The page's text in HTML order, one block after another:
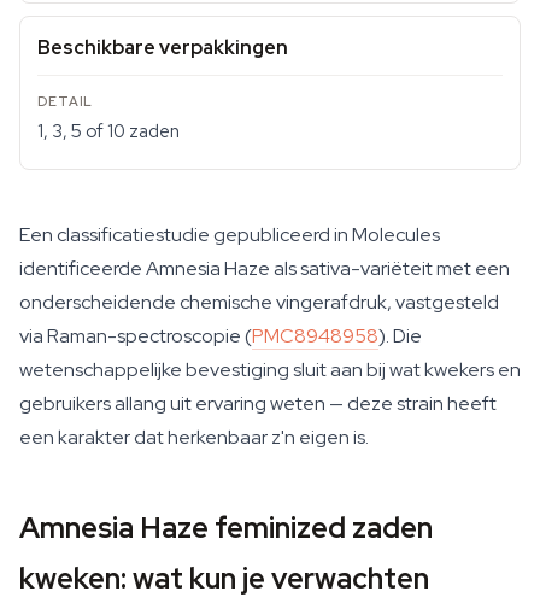
Beschikbare verpakkingen
1, 3, 5 of 10 zaden
Een classificatiestudie gepubliceerd in Molecules
identificeerde Amnesia Haze als sativa-variëteit met een
onderscheidende chemische vingerafdruk, vastgesteld
via Raman-spectroscopie (PMC8948958). Die
wetenschappelijke bevestiging sluit aan bij wat kwekers en
gebruikers allang uit ervaring weten — deze strain heeft
een karakter dat herkenbaar z'n eigen is.
Amnesia Haze feminized zaden
kweken: wat kun je verwachten